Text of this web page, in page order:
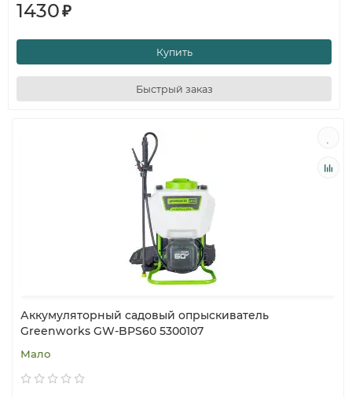
1430₽
Купить
Быстрый заказ
Аккумуляторный садовый опрыскиватель
Greenworks GW-BPS60 5300107
Мало